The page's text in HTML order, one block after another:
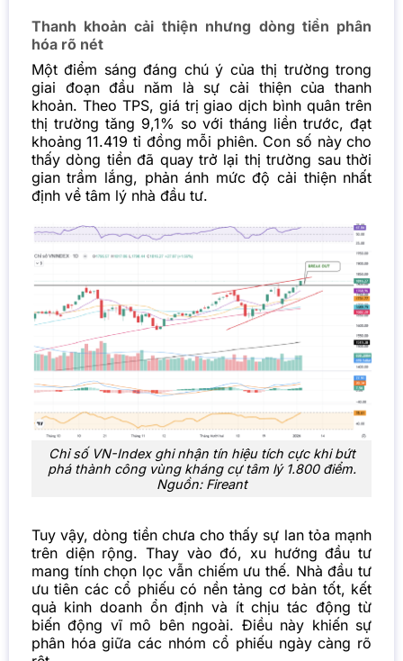
Thanh khoản cải thiện nhưng dòng tiền phân
hóa rõ nét
Một điểm sáng đáng chú ý của thị trường trong
giai đoạn đầu năm là sự cải thiện của thanh
khoản. Theo TPS, giá trị giao dịch bình quân trên
thị trường tăng 9,1% so với tháng liền trước, đạt
khoảng 11.419 tỉ đồng mỗi phiên. Con số này cho
thấy dòng tiền đã quay trở lại thị trường sau thời
gian trầm lắng, phản ánh mức độ cải thiện nhất
định về tâm lý nhà đầu tư.
Chỉ số VN-Index ghi nhận tín hiệu tích cực khi bứt
phá thành công vùng kháng cự tâm lý 1.800 điểm.
Nguồn: Fireant
Tuy vậy, dòng tiền chưa cho thấy sự lan tỏa mạnh
trên diện rộng. Thay vào đó, xu hướng đầu tư
mang tính chọn lọc vẫn chiếm ưu thế. Nhà đầu tư
ưu tiên các cổ phiếu có nền tảng cơ bản tốt, kết
quả kinh doanh ổn định và ít chịu tác động từ
biến động vĩ mô bên ngoài. Điều này khiến sự
phân hóa giữa các nhóm cổ phiếu ngày càng rõ